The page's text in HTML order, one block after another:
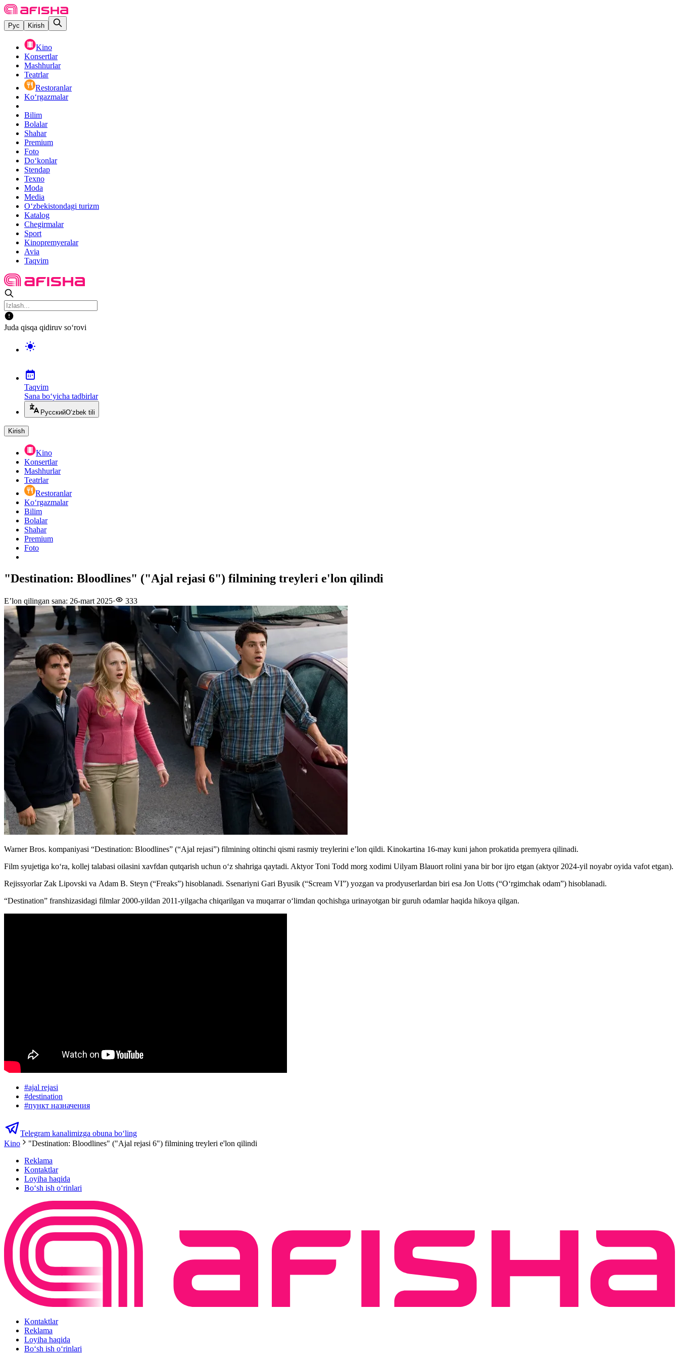
Рус Kirish
Kino
Konsertlar
Mashhurlar
Teatrlar
Restoranlar
Ko‘rgazmalar
Bilim
Bolalar
Shahar
Premium
Foto
Do‘konlar
Stendap
Texno
Moda
Media
O‘zbekistondagi turizm
Katalog
Chegirmalar
Sport
Kinopremyeralar
Avia
Taqvim
Juda qisqa qidiruv so‘rovi
Taqvim
Sana bo‘yicha tadbirlar
РусскийO‘zbek tili
Kirish
Kino
Konsertlar
Mashhurlar
Teatrlar
Restoranlar
Ko‘rgazmalar
Bilim
Bolalar
Shahar
Premium
Foto
"Destination: Bloodlines" ("Ajal rejasi 6") filmining treyleri e'lon qilindi
E’lon qilingan sana: 26-mart 2025· 333
Warner Bros. kompaniyasi “Destination: Bloodlines” (“Ajal rejasi”) filmining oltinchi qismi rasmiy treylerini e’lon qildi. Kinokartina 16-may kuni jahon prokatida premyera qilinadi.
Film syujetiga ko‘ra, kollej talabasi oilasini xavfdan qutqarish uchun o‘z shahriga qaytadi. Aktyor Toni Todd morg xodimi Uilyam Blauort rolini yana bir bor ijro etgan (aktyor 2024-yil noyabr oyida vafot etgan).
Rejissyorlar Zak Lipovski va Adam B. Steyn (“Freaks”) hisoblanadi. Ssenariyni Gari Byusik (“Scream VI”) yozgan va prodyuserlardan biri esa Jon Uotts (“O‘rgimchak odam”) hisoblanadi.
“Destination” franshizasidagi filmlar 2000-yildan 2011-yilgacha chiqarilgan va muqarrar o‘limdan qochishga urinayotgan bir guruh odamlar haqida hikoya qilgan.
#ajal rejasi
#destination
#пункт назначения
Telegram kanalimizga obuna bo‘ling
Kino
"Destination: Bloodlines" ("Ajal rejasi 6") filmining treyleri e'lon qilindi
Reklama
Kontaktlar
Loyiha haqida
Bo‘sh ish o‘rinlari
Kontaktlar
Reklama
Loyiha haqida
Bo‘sh ish o‘rinlari